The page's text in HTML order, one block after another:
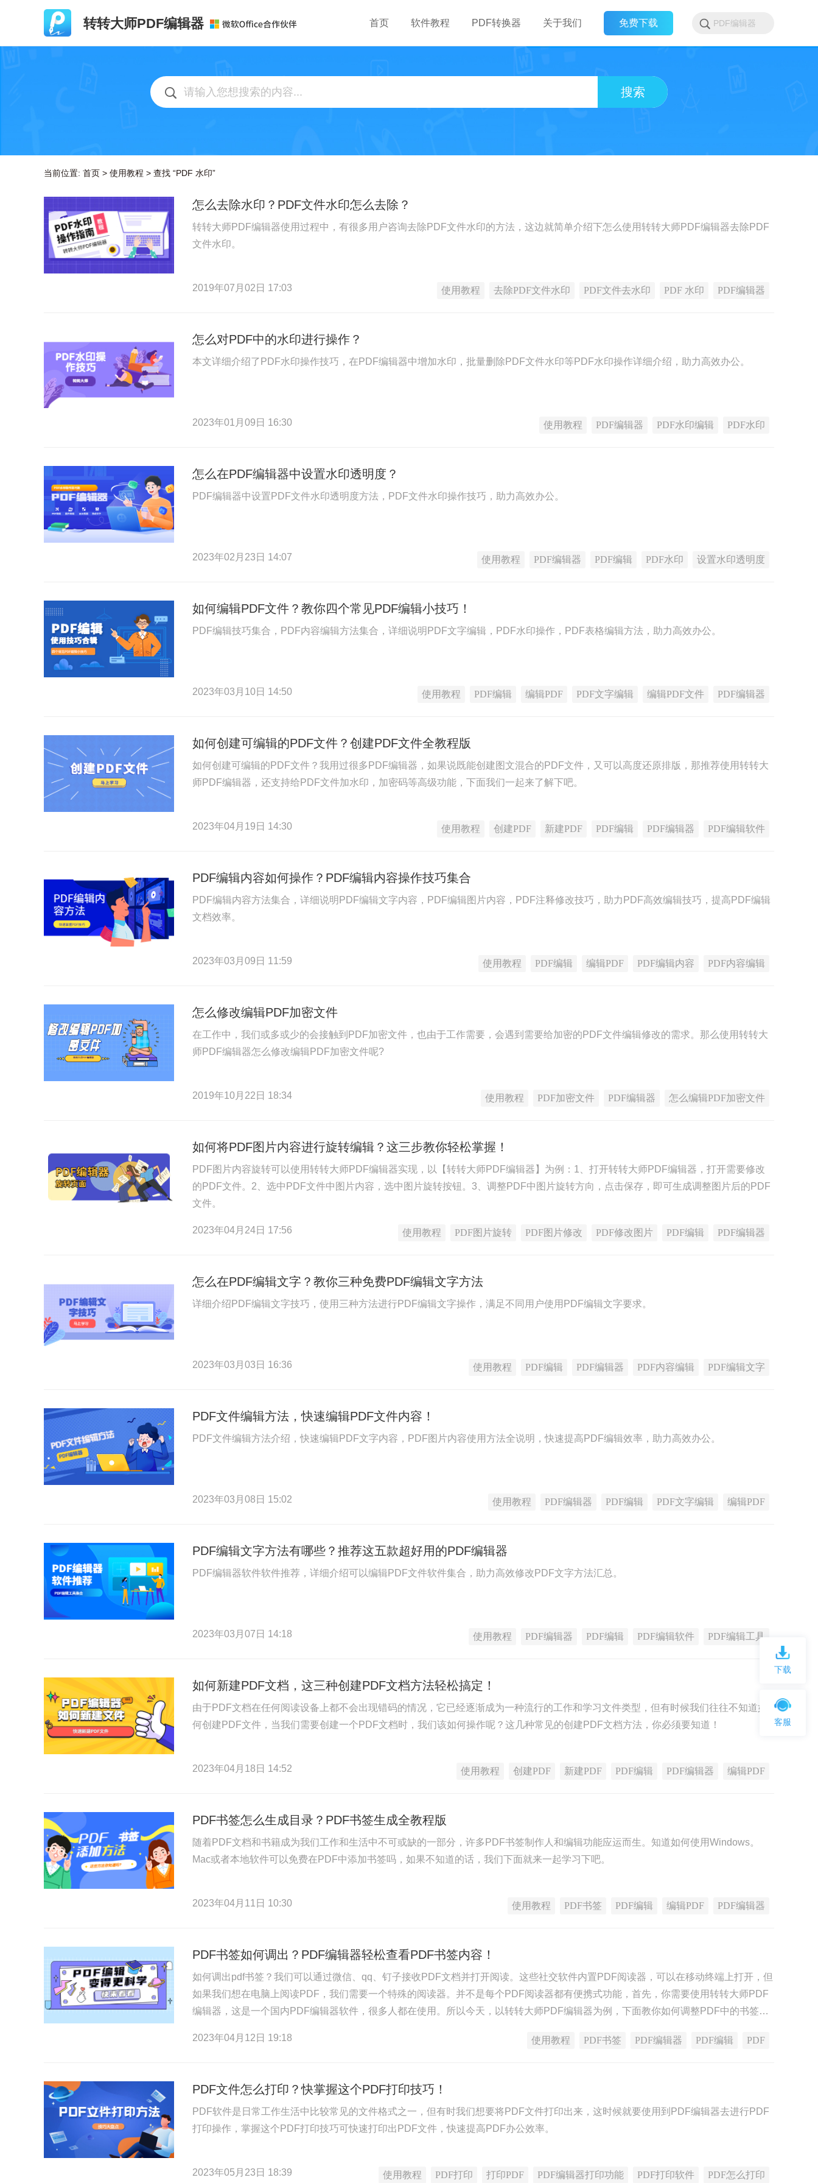
转转大师PDF编辑器 首页 软件教程 PDF转换器 关于我们 免费下载
搜索
当前位置: 首页 > 使用教程 > 查找 “PDF 水印”
怎么去除水印？PDF文件水印怎么去除？
转转大师PDF编辑器使用过程中，有很多用户咨询去除PDF文件水印的方法，这边就简单介绍下怎么使用转转大师PDF编辑器去除PDF
文件水印。
2019年07月02日 17:03 使用教程 去除PDF文件水印 PDF文件去水印 PDF 水印 PDF编辑器
怎么对PDF中的水印进行操作？
本文详细介绍了PDF水印操作技巧，在PDF编辑器中增加水印，批量删除PDF文件水印等PDF水印操作详细介绍，助力高效办公。
2023年01月09日 16:30 使用教程 PDF编辑器 PDF水印编辑 PDF水印
怎么在PDF编辑器中设置水印透明度？
PDF编辑器中设置PDF文件水印透明度方法，PDF文件水印操作技巧，助力高效办公。
2023年02月23日 14:07 使用教程 PDF编辑器 PDF编辑 PDF水印 设置水印透明度
如何编辑PDF文件？教你四个常见PDF编辑小技巧！
PDF编辑技巧集合，PDF内容编辑方法集合，详细说明PDF文字编辑，PDF水印操作，PDF表格编辑方法，助力高效办公。
2023年03月10日 14:50 使用教程 PDF编辑 编辑PDF PDF文字编辑 编辑PDF文件 PDF编辑器
如何创建可编辑的PDF文件？创建PDF文件全教程版
如何创建可编辑的PDF文件？我用过很多PDF编辑器，如果说既能创建图文混合的PDF文件，又可以高度还原排版，那推荐使用转转大
师PDF编辑器，还支持给PDF文件加水印，加密码等高级功能，下面我们一起来了解下吧。
2023年04月19日 14:30 使用教程 创建PDF 新建PDF PDF编辑 PDF编辑器 PDF编辑软件
PDF编辑内容如何操作？PDF编辑内容操作技巧集合
PDF编辑内容方法集合，详细说明PDF编辑文字内容，PDF编辑图片内容，PDF注释修改技巧，助力PDF高效编辑技巧，提高PDF编辑
文档效率。
2023年03月09日 11:59 使用教程 PDF编辑 编辑PDF PDF编辑内容 PDF内容编辑
怎么修改编辑PDF加密文件
在工作中，我们或多或少的会接触到PDF加密文件，也由于工作需要，会遇到需要给加密的PDF文件编辑修改的需求。那么使用转转大
师PDF编辑器怎么修改编辑PDF加密文件呢?
2019年10月22日 18:34 使用教程 PDF加密文件 PDF编辑器 怎么编辑PDF加密文件
如何将PDF图片内容进行旋转编辑？这三步教你轻松掌握！
PDF图片内容旋转可以使用转转大师PDF编辑器实现，以【转转大师PDF编辑器】为例：1、打开转转大师PDF编辑器，打开需要修改
的PDF文件。2、选中PDF文件中图片内容，选中图片旋转按钮。3、调整PDF中图片旋转方向，点击保存，即可生成调整图片后的PDF
文件。
2023年04月24日 17:56 使用教程 PDF图片旋转 PDF图片修改 PDF修改图片 PDF编辑 PDF编辑器
怎么在PDF编辑文字？教你三种免费PDF编辑文字方法
详细介绍PDF编辑文字技巧，使用三种方法进行PDF编辑文字操作，满足不同用户使用PDF编辑文字要求。
2023年03月03日 16:36 使用教程 PDF编辑 PDF编辑器 PDF内容编辑 PDF编辑文字
PDF文件编辑方法，快速编辑PDF文件内容！
PDF文件编辑方法介绍，快速编辑PDF文字内容，PDF图片内容使用方法全说明，快速提高PDF编辑效率，助力高效办公。
2023年03月08日 15:02 使用教程 PDF编辑器 PDF编辑 PDF文字编辑 编辑PDF
PDF编辑文字方法有哪些？推荐这五款超好用的PDF编辑器
PDF编辑器软件软件推荐，详细介绍可以编辑PDF文件软件集合，助力高效修改PDF文字方法汇总。
2023年03月07日 14:18 使用教程 PDF编辑器 PDF编辑 PDF编辑软件 PDF编辑工具
如何新建PDF文档，这三种创建PDF文档方法轻松搞定！
由于PDF文档在任何阅读设备上都不会出现错码的情况，它已经逐渐成为一种流行的工作和学习文件类型，但有时候我们往往不知道如
何创建PDF文件，当我们需要创建一个PDF文档时，我们该如何操作呢？这几种常见的创建PDF文档方法，你必须要知道！
2023年04月18日 14:52 使用教程 创建PDF 新建PDF PDF编辑 PDF编辑器 编辑PDF
PDF书签怎么生成目录？PDF书签生成全教程版
随着PDF文档和书籍成为我们工作和生活中不可或缺的一部分，许多PDF书签制作人和编辑功能应运而生。知道如何使用Windows。
Mac或者本地软件可以免费在PDF中添加书签吗，如果不知道的话，我们下面就来一起学习下吧。
2023年04月11日 10:30 使用教程 PDF书签 PDF编辑 编辑PDF PDF编辑器
PDF书签如何调出？PDF编辑器轻松查看PDF书签内容！
如何调出pdf书签？我们可以通过微信、qq、钉子接收PDF文档并打开阅读。这些社交软件内置PDF阅读器，可以在移动终端上打开，但
如果我们想在电脑上阅读PDF，我们需要一个特殊的阅读器。并不是每个PDF阅读器都有便携式功能，首先，你需要使用转转大师PDF
编辑器，这是一个国内PDF编辑器软件，很多人都在使用。所以今天，以转转大师PDF编辑器为例，下面教你如何调整PDF中的书签，
2023年04月12日 19:18
使用教程 PDF书签 PDF编辑器 PDF编辑 PDF
PDF文件怎么打印？快掌握这个PDF打印技巧！
PDF软件是日常工作生活中比较常见的文件格式之一，但有时我们想要将PDF文件打印出来，这时候就要使用到PDF编辑器去进行PDF
打印操作，掌握这个PDF打印技巧可快速打印出PDF文件，快速提高PDF办公效率。
2023年05月23日 18:39 使用教程 PDF打印 打印PDF PDF编辑器打印功能 PDF打印软件 PDF怎么打印
下载
客服